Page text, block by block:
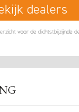
dealers